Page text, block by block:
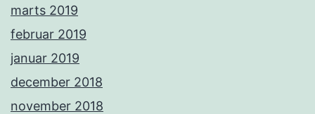
marts 2019
februar 2019
januar 2019
december 2018
november 2018